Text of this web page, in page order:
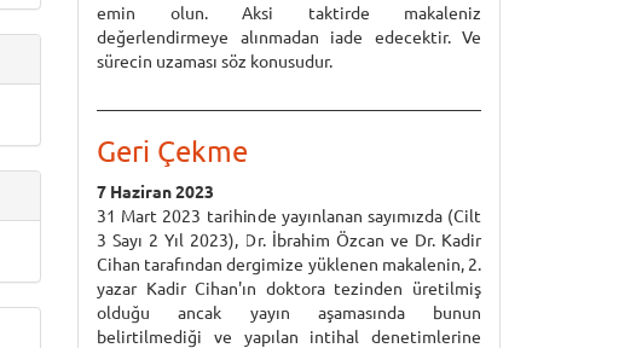
emin olun. Aksi taktirde makaleniz
değerlendirmeye alınmadan iade edecektir. Ve
sürecin uzaması söz konusudur.
Geri Çekme
7 Haziran 2023
31 Mart 2023 tarihinde yayınlanan sayımızda (Cilt
3 Sayı 2 Yıl 2023), Dr. İbrahim Özcan ve Dr. Kadir
Cihan tarafından dergimize yüklenen makalenin, 2.
yazar Kadir Cihan'ın doktora tezinden üretilmiş
olduğu ancak yayın aşamasında bunun
belirtilmediği ve yapılan intihal denetimlerine